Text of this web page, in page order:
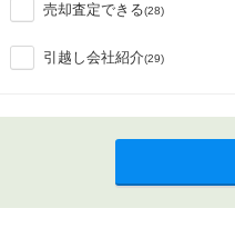
売却査定できる(28)
引越し会社紹介(29)